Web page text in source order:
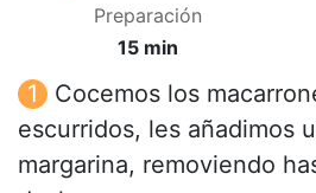
Preparación
15 min
Cocemos los
escurridos, les añadimos
margarina, removiendo